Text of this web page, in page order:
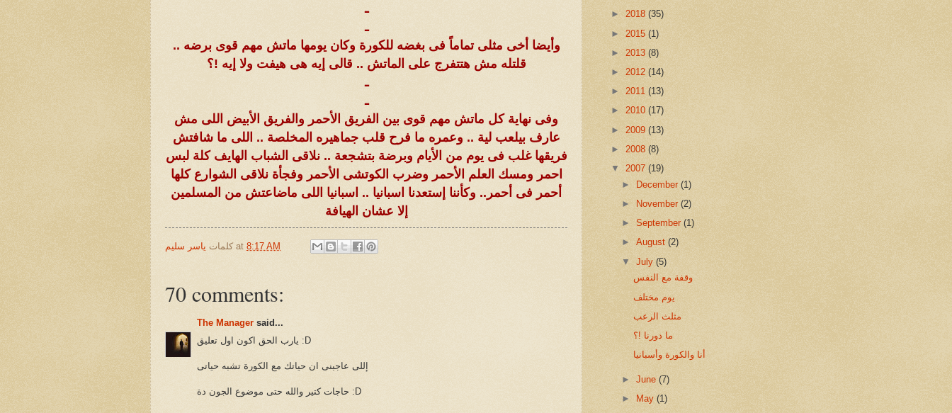
ـ
ـ
وأيضا أخى مثلى تماماً فى بغضه للكورة وكان يومها ماتش مهم قوى برضه ..
قلتله مش هتتفرج على الماتش .. قالى إيه هى هيفت ولا إيه !؟
ـ
ـ
وفى نهاية كل ماتش مهم قوى بين الفريق الأحمر والفريق الأبيض اللى مش
عارف بيلعب لية .. وعمره ما فرح قلب جماهيره المخلصة .. اللى ما شافتش
فريقها غلب فى يوم من الأيام وبرضة بتشجعة .. نلاقى الشباب الهايف كلة لبس
احمر ومسك العلم الأحمر وضرب الكوتشى الأحمر وفجأة نلاقى الشوارع كلها
أحمر فى أحمر.. وكأننا إستعدنا اسبانيا .. اسبانيا اللى ماضاعتش من المسلمين
إلا عشان الهيافة
كلمات ياسر سليم at 8:17 AM
70 comments:
The Manager said...
يارب الحق اكون اول تعليق :D
إللى عاجبنى ان حياتك مع الكورة تشبه حياتى
حاجات كتير والله حتى موضوع الجون دة :D
► 2018 (35)
► 2015 (1)
► 2013 (8)
► 2012 (14)
► 2011 (13)
► 2010 (17)
► 2009 (13)
► 2008 (8)
▼ 2007 (19)
►
December(1)
►
November(2)
►September(1)
►August(2)
▼July(5)
وقفة مع النفس
يوم مختلف
مثلث الرعب
ما دورنا !؟
أنا والكورة وأسبانيا
►June(7)
►
May(1)